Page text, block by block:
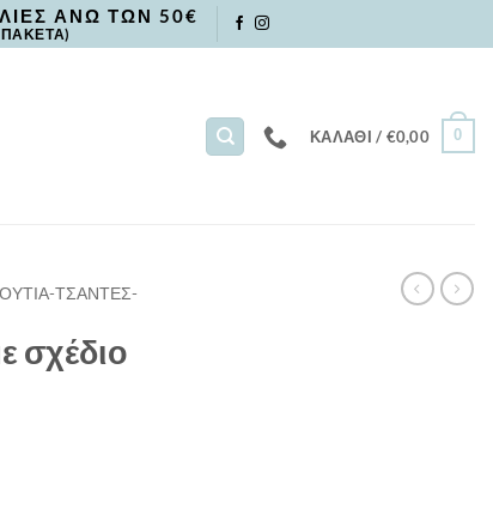
ΑΝΩ ΤΩΝ 50€
ΠΑΚΕΤΑ)
ΚΑΛΆΘΙ / €0,00 0
ΤΣΑΝΤΕΣ-
σχέδιο